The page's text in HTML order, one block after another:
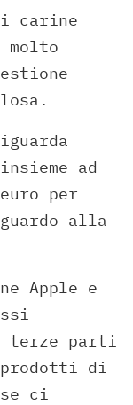
carine
ad
per
alla
Apple e
terze parti
prodotti di
ci